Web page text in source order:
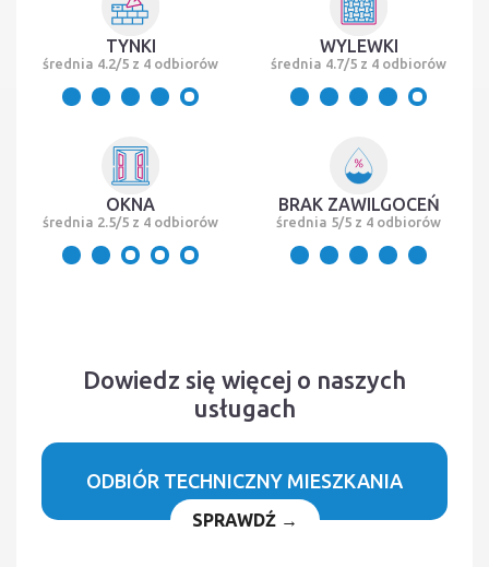
TYNKI
średnia 4.2/5 z 4 odbiorów
WYLEWKI
średnia 4.7/5 z 4 odbiorów
OKNA
średnia 2.5/5 z 4 odbiorów
BRAK ZAWILGOCEŃ
średnia 5/5 z 4 odbiorów
Dowiedz się więcej o naszych
usługach
ODBIÓR TECHNICZNY MIESZKANIA
SPRAWDŹ →